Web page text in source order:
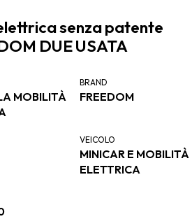
senza patente
DUE USATA
MOBILITÀ
BRAND
FREEDOM
VEICOLO
MINICAR E MOBILITÀ
ELETTRICA